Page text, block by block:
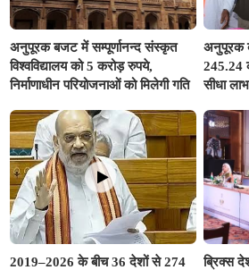
अनुपूरक बजट में सम्पूर्णानन्द संस्कृत
विश्वविद्यालय को 5 करोड़ रुपये,
निर्माणाधीन परियोजनाओं को मिलेगी गति
अनुपूरक
245.24
सीधा
2019–2026 के बीच 36 देशों से 274
ब्रिक्स